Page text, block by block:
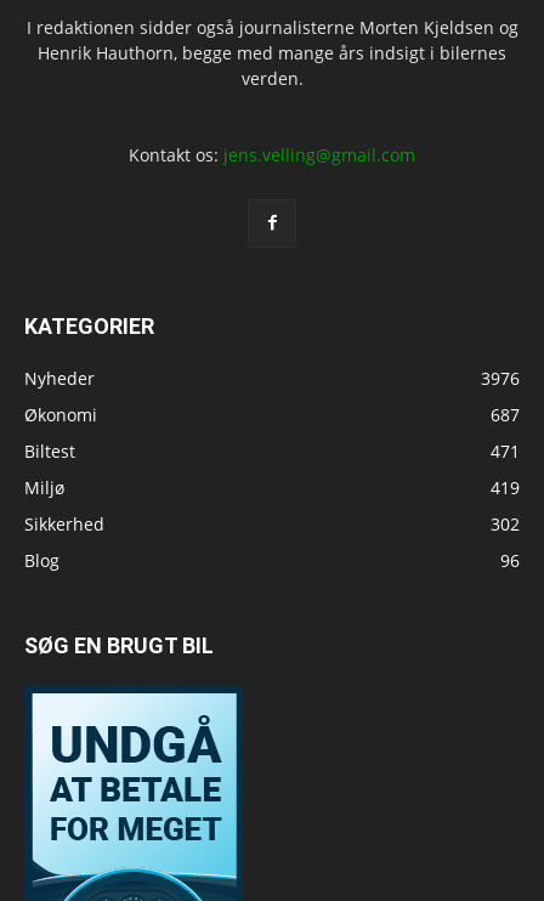
I redaktionen sidder også journalisterne Morten Kjeldsen og
Henrik Hauthorn, begge med mange års indsigt i bilernes
verden.
Kontakt os: jens.velling@gmail.com
KATEGORIER
Nyheder
3976
Økonomi
687
Biltest
471
Miljø
419
Sikkerhed
302
Blog
96
SØG EN BRUGT BIL